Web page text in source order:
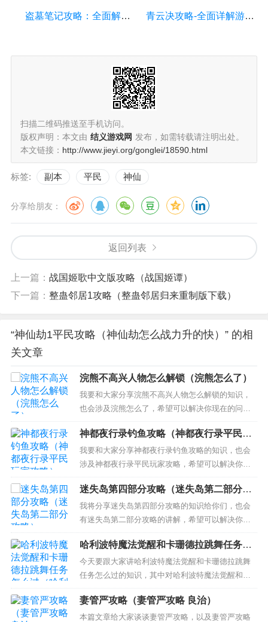
盗墓笔记攻略：全面解析游戏玩法、副本攻略和装备强化技巧 青云决攻略-全面详解游戏技巧、装备与副本攻略
扫描二维码推送至手机访问。
版权声明：本文由 结义游戏网 发布，如需转载请注明出处。
本文链接： http://www.jieyi.org/gonglei/18590.html
标签: 副本 平民 神仙
分享给朋友：
返回列表
上一篇： 战国姬歌中文版攻略（战国姬谭）
下一篇： 整蛊邻居1攻略（整蛊邻居归来重制版下载）
“神仙劫1平民攻略（神仙劫怎么战力升的快）” 的相
关文章
浣熊不高兴人物怎么解锁（浣熊怎么了）
我要和大家分享浣熊不高兴人物怎么解锁的知识，
也会涉及浣熊怎么了，希望可以解决你现在的问
题！ 本文目录一览： 1、剑与家园浣熊种族怎么解
锁 浣熊种族解锁技巧介绍 2、浣熊不高兴怎么看属
性 3、浣熊不高兴浣熊币怎么获得 剑与家园浣熊种
族怎么解锁 浣熊种族解锁技巧介绍 新种族：浣熊族
浣熊族来自...
神都夜行录钓鱼攻略（神都夜行录平民玩
家攻略）
我要和大家分享神都夜行录钓鱼攻略的知识，也会
涉及神都夜行录平民玩家攻略，希望可以解决你现
在的问题！ 本文目录一览： 1、神都夜行录攻略 新
手玩神都夜行录流程 2、神都夜行录地属性用什么升
级 3、神都夜行录合成铜钱用什么材料 4、神都夜行
录周常任务是什么啊啊啊啊 5、神都夜行录怎么钓...
迷失岛第四部分攻略（迷失岛第二部分攻
略）
我将分享迷失岛第四部分攻略的知识给你们，也会
有迷失岛第二部分攻略的讲解，希望可以解决你们
现在的问题！ 本文目录一览： 1、迷失岛2四周目怎
么过 完整图文通关攻略 2、《迷失岛3：宇宙的尘
埃》第四部分通关攻略 3、迷失岛怎么通关 迷失岛
全图文流程攻略 4、迷失岛第四部分过关攻略 5、
《...
哈利波特魔法觉醒和卡珊德拉跳舞任务怎
么过（哈利波特魔法觉醒和卡珊德拉共
舞）
今天要跟大家讲哈利波特魔法觉醒和卡珊德拉跳舞
任务怎么过的知识，其中对哈利波特魔法觉醒和卡
珊德拉共舞相关的知识也会有介绍，希望可以帮助
大家解答当下的疑问！ 本文目录一览： 1、哈利波
特魔法觉醒跳过舞的人怎么找 2、哈利波特魔法觉醒
妻管严攻略（妻管严攻略 良治）
本篇文章给大家谈谈妻管严攻略，以及妻管严攻略